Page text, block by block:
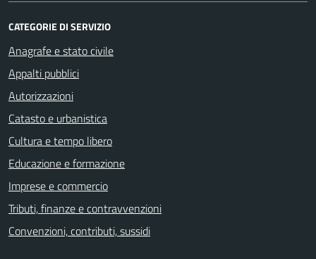
CATEGORIE DI SERVIZIO
Anagrafe e stato civile
Appalti pubblici
Autorizzazioni
Catasto e urbanistica
Cultura e tempo libero
Educazione e formazione
Imprese e commercio
Tributi, finanze e contravvenzioni
Convenzioni, contributi, sussidi